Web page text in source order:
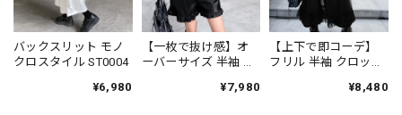
バックスリット モノ
クロスタイル ST0004
¥6,980
【一枚で抜け感】オ
ーバーサイズ 半袖 ド
ツ 1color PU0494¥7,980
【上下で即コーデ】
フリル 半袖 クロップ
ウス＆ワイドレッグ
¥8,480